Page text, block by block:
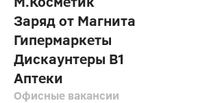
Заряд от Магнита
Гипермаркеты
Дискаунтеры В1
Аптеки
Офисные вакансии